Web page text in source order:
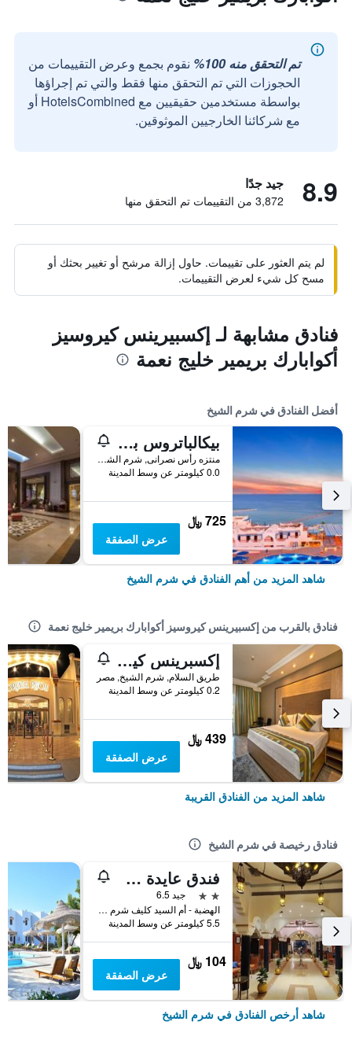
تم التحقق منه 100%
نقوم بجمع وعرض التقييمات من
الحجوزات التي تم التحقق منها فقط والتي تم إجراؤها
بواسطة مستخدمين حقيقيين مع HotelsCombined أو
مع شركائنا الخارجيين الموثوقين.
8.9 جيد جدًا
3,872 من التقييمات تم التحقق منها
لم يتم العثور على تقييمات. حاول إزالة مرشح أو تغيير بحثك أو
مسح كل شيء لعرض التقييمات.
فنادق مشابهة لـ إكسبيرينس كيروسيز
أكوابارك بريمير خليج نعمة
أفضل الفنادق في شرم الشيخ
بيكالباتروس بالاس شرم آند أكوا بارك
منتزه رأس نصرانى, شرم الشيخ, مصر
0.0 كيلومتر عن وسط المدينة
725 ﷼
عرض الصفقة
شاهد المزيد من أهم الفنادق في شرم الشيخ
فنادق بالقرب من إكسبيرينس كيروسيز أكوابارك بريمير خليج نعمة
إكسبرينس كيروسيز بارك لاند
طريق السلام, شرم الشيخ, مصر
0.2 كيلومتر عن وسط المدينة
439 ﷼
عرض الصفقة
شاهد المزيد من الفنادق القريبة
فنادق رخيصة في شرم الشيخ
فندق عايدة شرم الشيخ
2 نجمتين
جيد 6.5
الهضبة - أم السيد كليف شرم الشيخ, شرم الشيخ, مصر
5.5 كيلومتر عن وسط المدينة
104 ﷼
عرض الصفقة
شاهد أرخص الفنادق في شرم الشيخ